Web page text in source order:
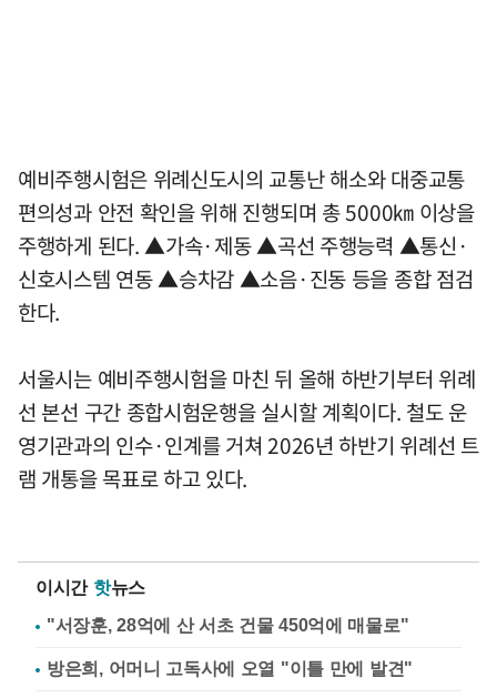
예비주행시험은 위례신도시의 교통난 해소와 대중교통
편의성과 안전 확인을 위해 진행되며 총 5000㎞ 이상을
주행하게 된다. ▲가속·제동 ▲곡선 주행능력 ▲통신·
신호시스템 연동 ▲승차감 ▲소음·진동 등을 종합 점검
한다.
서울시는 예비주행시험을 마친 뒤 올해 하반기부터 위례
선 본선 구간 종합시험운행을 실시할 계획이다. 철도 운
영기관과의 인수·인계를 거쳐 2026년 하반기 위례선 트
램 개통을 목표로 하고 있다.
이시간 핫뉴스
"서장훈, 28억에 산 서초 건물 450억에 매물로"
방은희, 어머니 고독사에 오열 "이틀 만에 발견"